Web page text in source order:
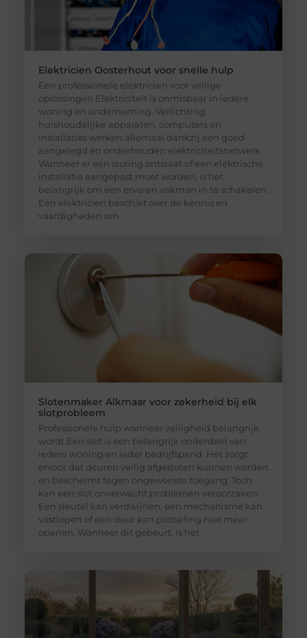
Elektricien Oosterhout voor snelle hulp
Een professionele elektricien voor veilige
oplossingen Elektriciteit is onmisbaar in iedere
woning en onderneming. Verlichting,
huishoudelijke apparaten, computers en
installaties werken allemaal dankzij een goed
aangelegd en onderhouden elektriciteitsnetwerk.
Wanneer er een storing ontstaat of een elektrische
installatie aangepast moet worden, is het
belangrijk om een ervaren vakman in te schakelen.
Een elektricien beschikt over de kennis en
vaardigheden om
Slotenmaker Alkmaar voor zekerheid bij elk
slotprobleem
Professionele hulp wanneer veiligheid belangrijk
wordt Een slot is een belangrijk onderdeel van
iedere woning en ieder bedrijfspand. Het zorgt
ervoor dat deuren veilig afgesloten kunnen worden
en beschermt tegen ongewenste toegang. Toch
kan een slot onverwacht problemen veroorzaken.
Een sleutel kan verdwijnen, een mechanisme kan
vastlopen of een deur kan plotseling niet meer
openen. Wanneer dit gebeurt, is het